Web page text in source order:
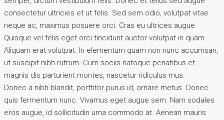
consectetur ultricies et ut felis. Sed sem odio, volutpat vitae
neque ac, maximus posuere orci. Cras eu ultrices augue.
Quisque vel felis eget orci tincidunt auctor volutpat in quam.
Aliquam erat volutpat. In elementum quam non nunc accumsan,
ut suscipit nibh rutrum. Cum sociis natoque penatibus et
magnis dis parturient montes, nascetur ridiculus mus.
Donec a nibh blandit, porttitor purus id, ornare metus. Donec
quis fermentum nunc. Vivamus eget augue sem. Nam sodales
eros augue, id sollicitudin urna commodo at. Aenean mauris